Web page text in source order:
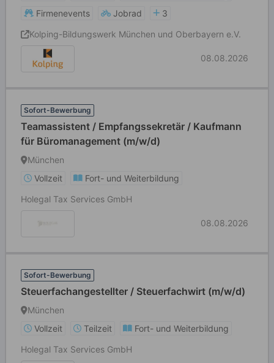
Firmenevents
Jobrad
3
Kolping-Bildungswerk München und Oberbayern e.V.
08.08.2026
Sofort-Bewerbung
Teamassistent / Empfangssekretär / Kaufmann
für Büromanagement (m/w/d)
München
Vollzeit
Fort- und Weiterbildung
Holegal Tax Services GmbH
08.08.2026
Sofort-Bewerbung
Steuerfachangestellter / Steuerfachwirt (m/w/d)
München
Vollzeit
Teilzeit
Fort- und Weiterbildung
Holegal Tax Services GmbH